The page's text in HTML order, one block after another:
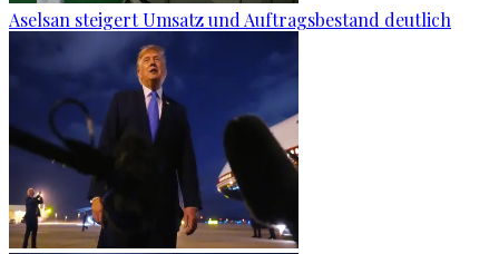
Aselsan steigert Umsatz und Auftragsbestand deutlich